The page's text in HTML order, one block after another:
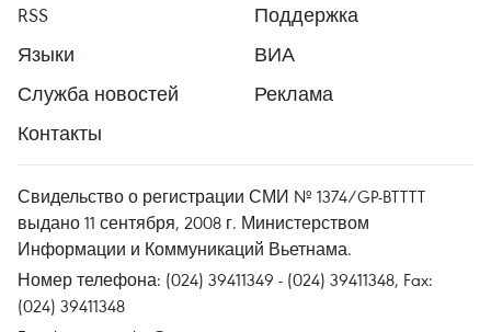
RSS
Поддержка
Языки
ВИА
Служба новостей
Реклама
Контакты
Свидельство о регистрации СМИ № 1374/GP-BTTTT
выдано 11 сентября, 2008 г. Министерством
Информации и Коммуникаций Вьетнама.
Номер телефона: (024) 39411349 - (024) 39411348, Fax:
(024) 39411348